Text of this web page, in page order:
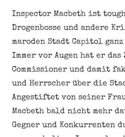
Inspector Macbeth ist
Drogenbosse und andere
maroden Stadt Capitol
Immer vor Augen hat er
Commissioner und damit
und Herrscher über die
Angestiftet von seiner
Macbeth bald nicht mehr
Gegner und Konkurrenten